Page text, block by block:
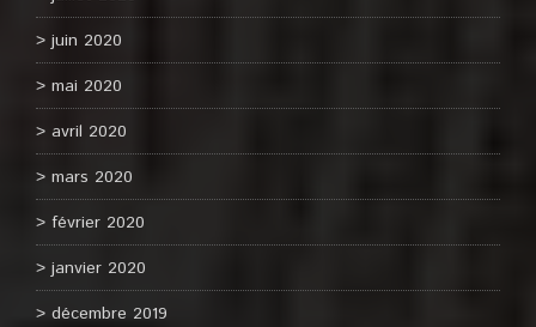
juin 2020
mai 2020
avril 2020
mars 2020
février 2020
janvier 2020
décembre 2019